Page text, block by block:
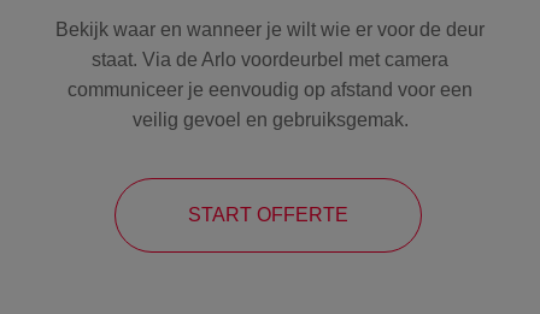
Bekijk waar en wanneer je wilt wie er voor de deur
staat. Via de Arlo voordeurbel met camera
communiceer je eenvoudig op afstand voor een
veilig gevoel en gebruiksgemak.
START OFFERTE